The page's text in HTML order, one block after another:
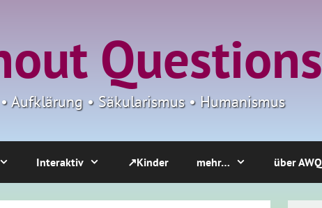
Questions
Aufklärung • Säkularismus • Humanismus
Interaktiv ↗Kinder mehr… über AWQ